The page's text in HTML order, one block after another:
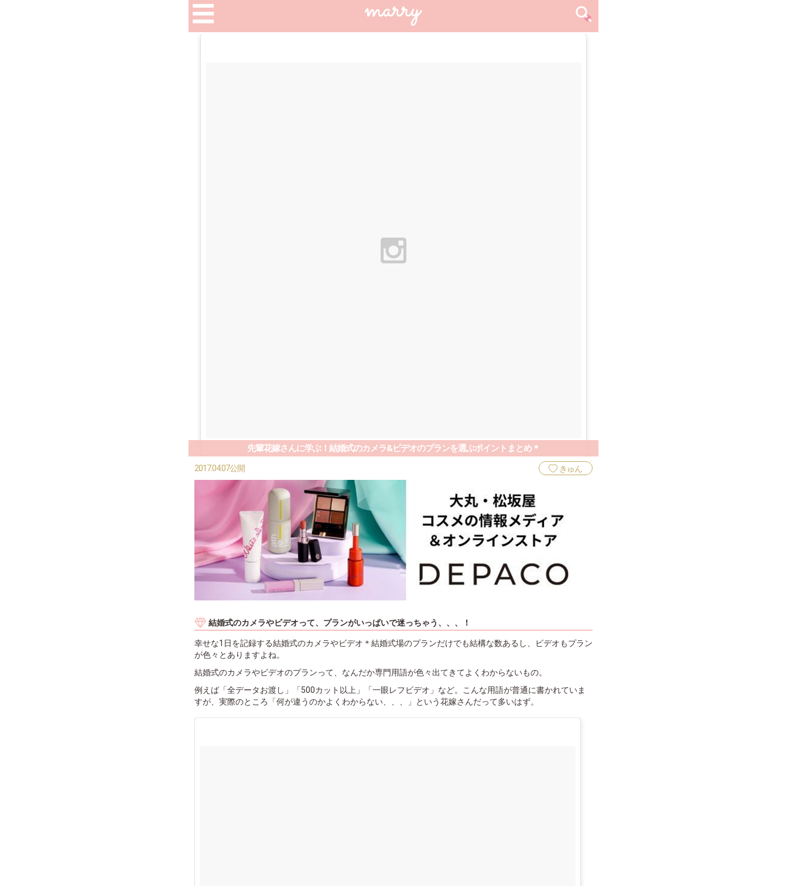
先輩花嫁さんに学ぶ！結婚式のカメラ&ビデオのプランを選ぶポイントまとめ＊
2017.04.07公開 きゅん
結婚式のカメラやビデオって、プランがいっぱいで迷っちゃう、、、！
幸せな1日を記録する結婚式のカメラやビデオ＊結婚式場のプランだけでも結構な数あるし、ビデオもプラン
が色々とありますよね。
結婚式のカメラやビデオのプランって、なんだか専門用語が色々出てきてよくわからないもの。
例えば「全データお渡し」「500カット以上」「一眼レフビデオ」など。こんな用語が普通に書かれていま
すが、実際のところ「何が違うのかよくわからない、、、」という花嫁さんだって多いはず。